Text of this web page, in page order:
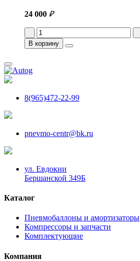
24 000 ₽
В корзину
8(965)472-22-99
pnevmo-centr@bk.ru
ул. Евдокии
Бершанской 349Б
Каталог
Пневмобаллоны и амортизаторы
Компрессоры и запчасти
Комплектующие
Компания